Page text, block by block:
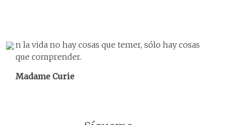
n la vida no hay cosas que temer, sólo hay cosas
que comprender.
Madame Curie